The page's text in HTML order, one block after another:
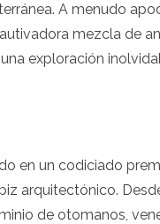
A menudo
mezcla de
exploración
en un codiciado
arquitectónico.
de otomanos,